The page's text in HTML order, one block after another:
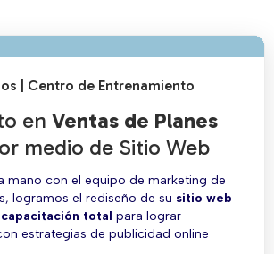
| Centro de Entrenamiento
en Ventas de Planes
medio de Sitio Web
mano con el equipo de marketing de
logramos el rediseño de su sitio web
total para lograr
estrategias de publicidad online